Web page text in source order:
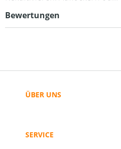
Bewertungen
ÜBER UNS
SERVICE